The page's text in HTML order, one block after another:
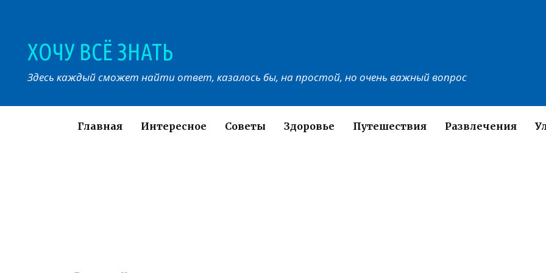
ХОЧУ ВСЁ ЗНАТЬ
Здесь каждый сможет найти ответ, казалось бы, на простой, но очень важный вопрос
Главная Интересное Советы Здоровье Путешествия Развлечения